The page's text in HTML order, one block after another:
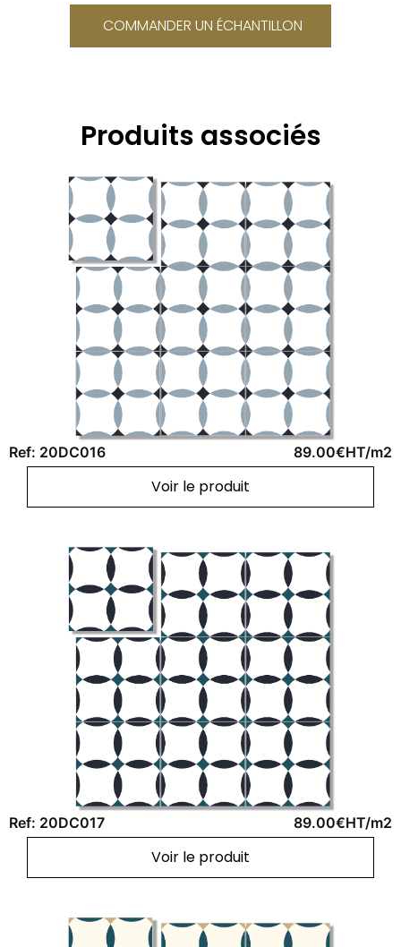
COMMANDER UN ÉCHANTILLON
Produits associés
Ref: 20DC016 89.00€HT/m2
Voir le produit
Ref: 20DC017 89.00€HT/m2
Voir le produit